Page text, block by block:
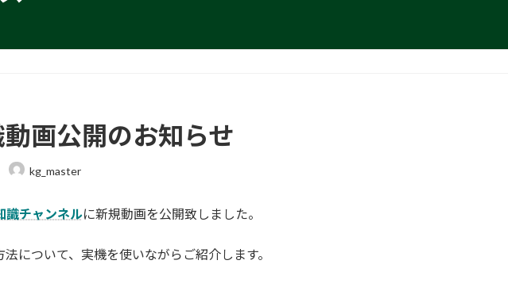
画公開のお知らせ
kg_master
識チャンネルに新規動画を公開致しました。
について、実機を使いながらご紹介します。